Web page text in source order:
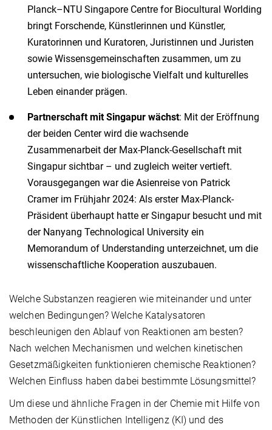
Planck–NTU Singapore Centre for Biocultural Worlding
bringt Forschende, Künstlerinnen und Künstler,
Kuratorinnen und Kuratoren, Juristinnen und Juristen
sowie Wissensgemeinschaften zusammen, um zu
untersuchen, wie biologische Vielfalt und kulturelles
Leben einander prägen.
Partnerschaft mit Singapur wächst: Mit der Eröffnung
der beiden Center wird die wachsende
Zusammenarbeit der Max-Planck-Gesellschaft mit
Singapur sichtbar – und zugleich weiter vertieft.
Vorausgegangen war die Asienreise von Patrick
Cramer im Frühjahr 2024: Als erster Max-Planck-
Präsident überhaupt hatte er Singapur besucht und mit
der Nanyang Technological University ein
Memorandum of Understanding unterzeichnet, um die
wissenschaftliche Kooperation auszubauen.
Welche Substanzen reagieren wie miteinander und unter
welchen Bedingungen? Welche Katalysatoren
beschleunigen den Ablauf von Reaktionen am besten?
Nach welchen Mechanismen und welchen kinetischen
Gesetzmäßigkeiten funktionieren chemische Reaktionen?
Welchen Einfluss haben dabei bestimmte Lösungsmittel?
Um diese und ähnliche Fragen in der Chemie mit Hilfe von
Methoden der Künstlichen Intelligenz (KI) und des